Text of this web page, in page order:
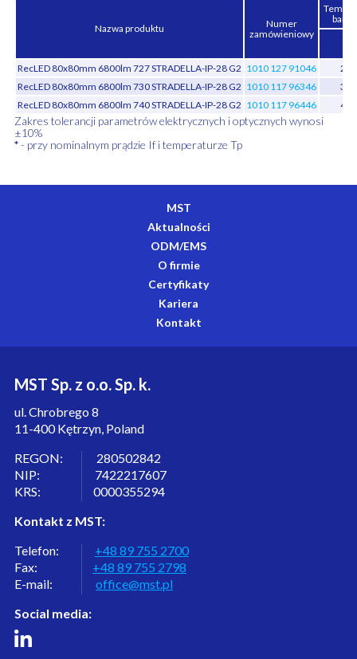
Nazwa produktu
Numer
zamówieniowy
RecLED 80x80mm 6800lm 727 STRADELLA-IP-28 G2 1010 127 91046
RecLED 80x80mm 6800lm 730 STRADELLA-IP-28 G2 1010 117 96346
RecLED 80x80mm 6800lm 740 STRADELLA-IP-28 G2 1010 117 96446
Zakres tolerancji parametrów elektrycznych i optycznych wynosi
±10%
*- przy nominalnym prądzie If i temperaturze Tp
MST
Aktualności
ODM/EMS
O firmie
Certyfikaty
Kariera
Kontakt
MST Sp. z o.o. Sp. k.
ul. Chrobrego 8
11-400 Kętrzyn, Poland
REGON: 280502842
NIP: 7422217607
KRS: 0000355294
Kontakt z MST:
Telefon: +48 89 755 2700
Fax: +48 89 755 2798
E-mail: office@mst.pl
Social media: